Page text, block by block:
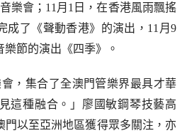
樂會；11月1日，在香港風雨飄搖
成了《聲動香港》的演出，11月9
節的演出《四季》。
會，集合了全澳門管樂界最具才華
這種融合。」廖國敏鋼琴技藝高
門以至亞洲地區獲得眾多關注，亦